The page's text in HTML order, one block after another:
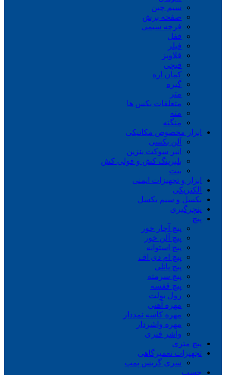
سیم چین
صفحه برش
فرچه سیمی
ففل
فیلر
قلاویز
قیچی
کمان اره
گیره
متر
متعلقات بکس ها
مته
منگنه
ابزار مخصوص مکانیکی
آلن بکسی
انبر سوکت بنزین
بلبرینگ کش و فولی کش
بیت
ابزار و تجهیزات ایمنی
الکتریکی
بکسل و سیم بکسل
پنچرگیری
پیچ
پیچ آچار خور
پیچ آلن خور
پیچ استوانه
پیچ ام دی اف
پیچ پانلی
پیچ سرمته
پیچ قفسه
رول بولت
مهره آهنی
مهره کاسه نمددار
مهره واشردار
واشر فنری
پیچ متری
تجهیزات تعمیرگاهی
سری گریس پمپ
چسب